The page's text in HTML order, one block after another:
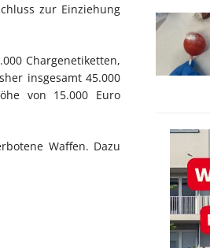
zur Einziehung
Chargenetiketten,
insgesamt 45.000
von 15.000 Euro
Waffen. Dazu